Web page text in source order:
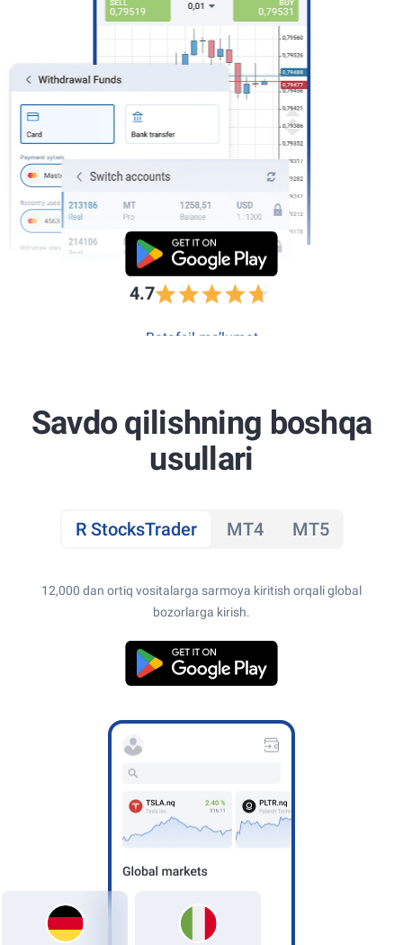
4.7
Batafsil ma’lumot
Savdo qilishning boshqa
usullari
R StocksTrader MT4 MT5
12,000 dan ortiq vositalarga sarmoya kiritish orqali global
bozorlarga kirish.